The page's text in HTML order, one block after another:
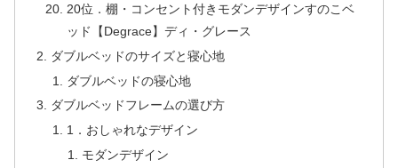
20位．棚・コンセント付きモダンデザインすのこベ
ッド【Degrace】ディ・グレース
ダブルベッドのサイズと寝心地
ダブルベッドの寝心地
ダブルベッドフレームの選び方
1．おしゃれなデザイン
モダンデザイン